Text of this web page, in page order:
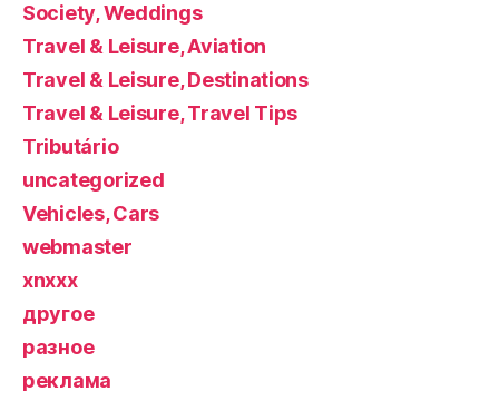
Society, Weddings
Travel & Leisure, Aviation
Travel & Leisure, Destinations
Travel & Leisure, Travel Tips
Tributário
uncategorized
Vehicles, Cars
webmaster
xnxxx
другое
разное
реклама